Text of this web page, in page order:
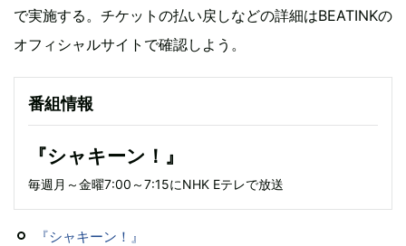
で実施する。チケットの払い戻しなどの詳細はBEATINKの
オフィシャルサイトで確認しよう。
番組情報
『シャキーン！』
毎週月～金曜7:00～7:15にNHK Eテレで放送
『シャキーン！』